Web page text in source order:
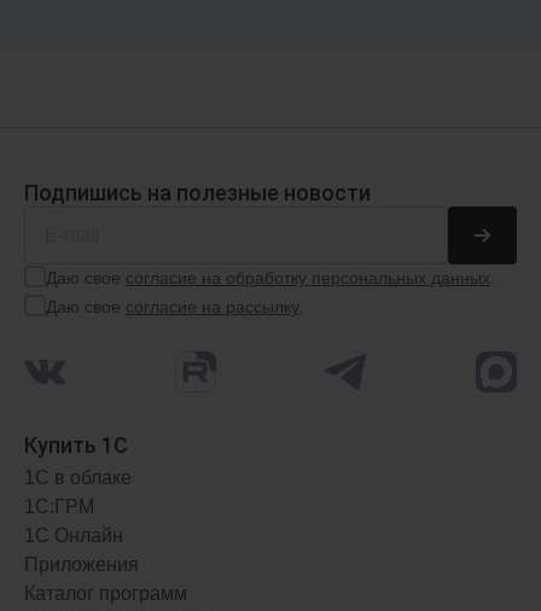
Подпишись на полезные новости
Даю свое согласие на обработку персональных данных
Даю свое согласие на рассылку.
Купить 1С
1С в облаке
1С:ГРМ
1С Онлайн
Приложения
Каталог программ